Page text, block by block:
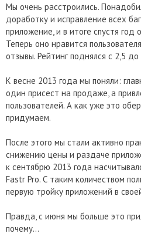
Мы очень расстроились.
доработку и исправление всех
приложение, и в итоге спустя год
Теперь оно нравится
отзывы. Рейтинг поднялся с 2,5 до
К весне 2013 года мы поняли:
один присест на продаже, а
пользователей. А как уже это
придумаем.
После этого мы стали активно
снижению цены и раздаче
к сентябрю 2013 года
Fastr Pro. С таким количеством
первую тройку приложений в
Правда, с июня мы больше это
почему…